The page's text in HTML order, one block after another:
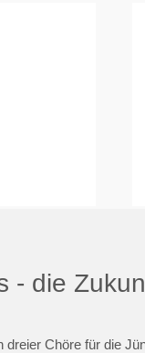
- die
dreier Chöre für die